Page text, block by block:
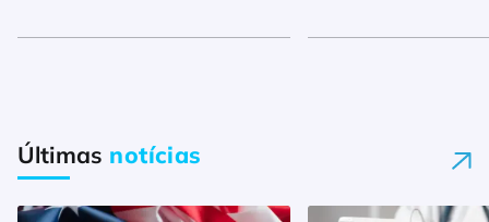
Últimas notícias